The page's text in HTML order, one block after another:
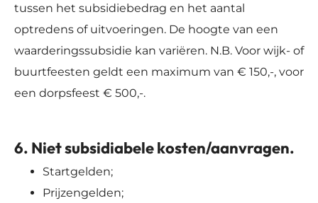
tussen het subsidiebedrag en het aantal
optredens of uitvoeringen. De hoogte van een
waarderingssubsidie kan variëren. N.B. Voor wijk- of
buurtfeesten geldt een maximum van € 150,-, voor
een dorpsfeest € 500,-.
6. Niet subsidiabele kosten/aanvragen.
Startgelden;
Prijzengelden;